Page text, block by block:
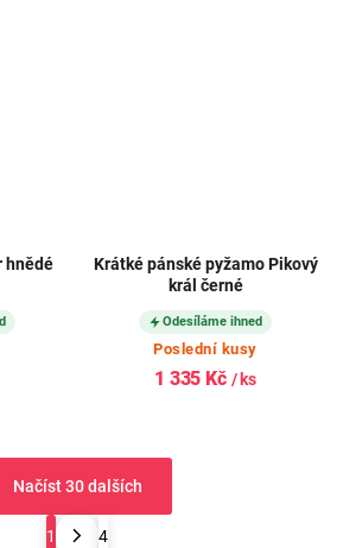
hnědé
Krátké pánské pyžamo Pikový
král černé
Odesíláme ihned
Poslední kusy
1 335 Kč / ks
Načíst 30 dalších
1 4